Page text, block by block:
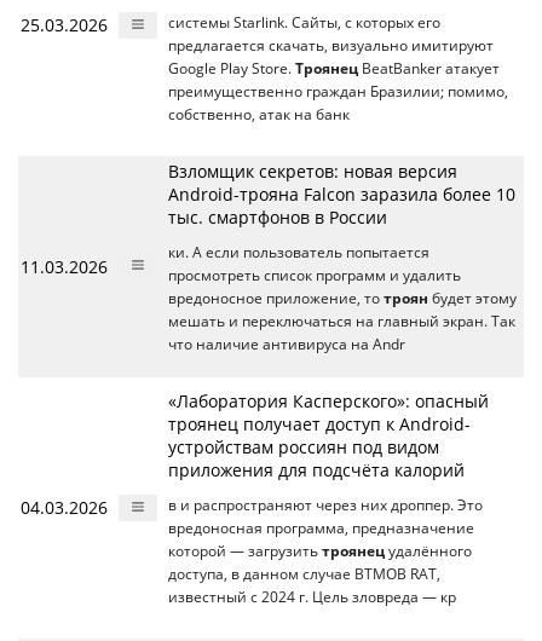
25.03.2026
системы Starlink. Сайты, с которых его
предлагается скачать, визуально имитируют
Google Play Store. Троянец BeatBanker атакует
преимущественно граждан Бразилии; помимо,
собственно, атак на банк
11.03.2026
Взломщик секретов: новая версия
Android-трояна Falcon заразила более 10
тыс. смартфонов в России
ки. А если пользователь попытается
просмотреть список программ и удалить
вредоносное приложение, то троян будет этому
мешать и переключаться на главный экран. Так
что наличие антивируса на Andr
04.03.2026
«Лаборатория Касперского»: опасный
троянец получает доступ к Android-
устройствам россиян под видом
приложения для подсчёта калорий
в и распространяют через них дроппер. Это
вредоносная программа, предназначение
которой — загрузить троянец удалённого
доступа, в данном случае BTMOB RAT,
известный с 2024 г. Цель зловреда — кр